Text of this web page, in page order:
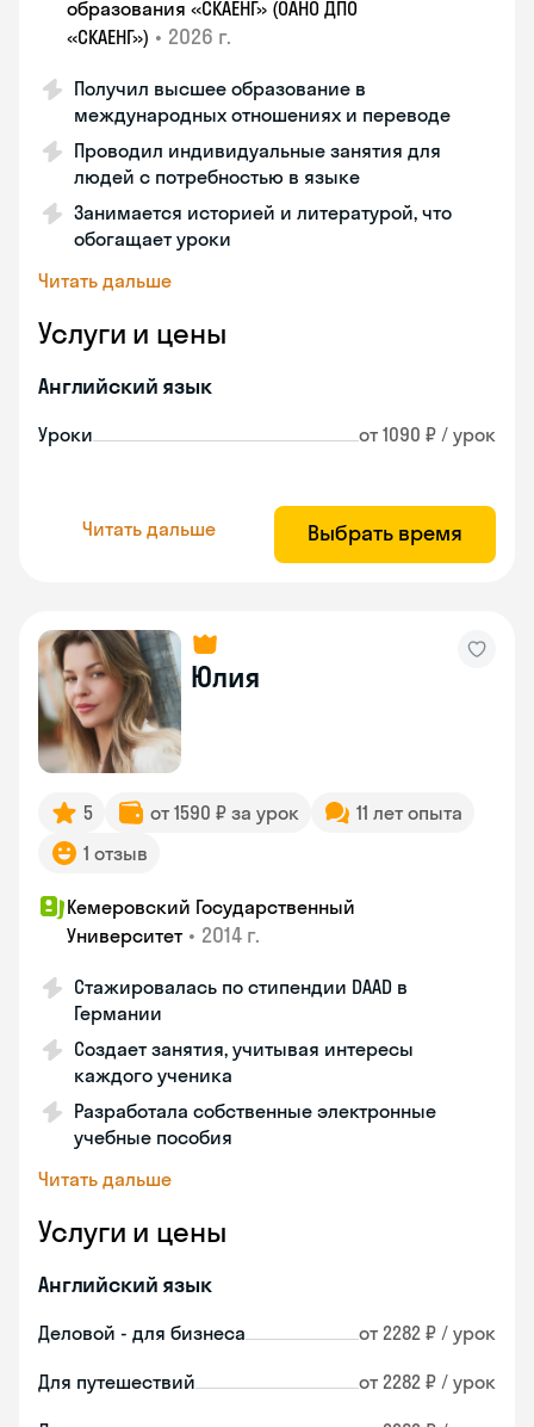
образования «СКАЕНГ» (ОАНО ДПО
«СКАЕНГ») • 2026 г.
Получил высшее образование в
международных отношениях и переводе
Проводил индивидуальные занятия для
людей с потребностью в языке
Занимается историей и литературой, что
обогащает уроки
Читать дальше
Услуги и цены
Английский язык
Уроки от 1090 ₽ / урок
Читать дальше Выбрать время
Юлия
5 от 1590 ₽ за урок
11 лет опыта
1 отзыв
Кемеровский Государственный
Университет • 2014 г.
Стажировалась по стипендии DAAD в
Германии
Создает занятия, учитывая интересы
каждого ученика
Разработала собственные электронные
учебные пособия
Читать дальше
Услуги и цены
Английский язык
Деловой - для бизнеса от 2282 ₽ / урок
Для путешествий от 2282 ₽ / урок